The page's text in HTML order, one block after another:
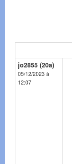
jo2855 (20a)
05/12/2023 à
12:07